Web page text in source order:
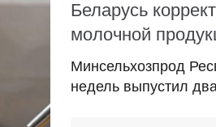
Беларусь
молочной
Минсельхозпрод
недель выпустил